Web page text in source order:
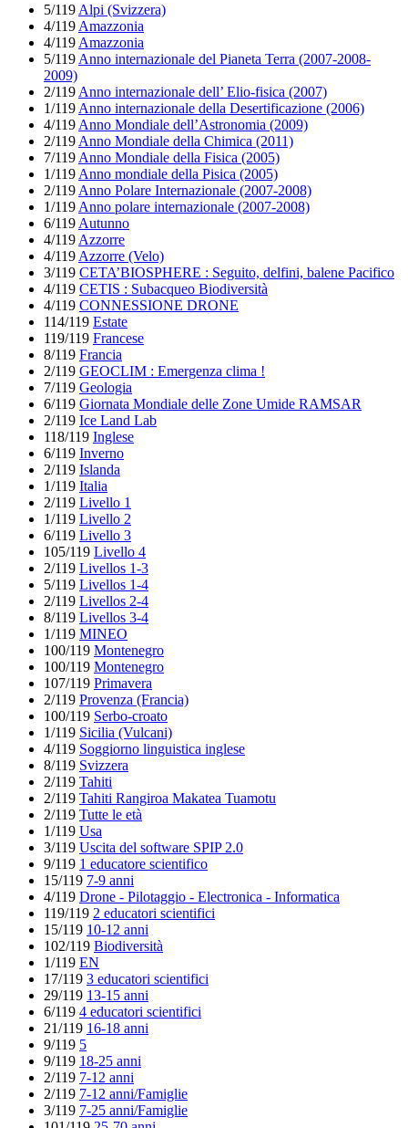
5/119 Alpi (Svizzera)
4/119 Amazzonia
4/119 Amazzonia
5/119 Anno internazionale del Pianeta Terra (2007-2008-
2009)
2/119 Anno internazionale dell’ Elio-fisica (2007)
1/119 Anno internazionale della Desertificazione (2006)
4/119 Anno Mondiale dell’Astronomia (2009)
2/119 Anno Mondiale della Chimica (2011)
7/119 Anno Mondiale della Fisica (2005)
1/119 Anno mondiale della Pisica (2005)
2/119 Anno Polare Internazionale (2007-2008)
1/119 Anno polare internazionale (2007-2008)
6/119 Autunno
4/119 Azzorre
4/119 Azzorre (Velo)
3/119 CETA’BIOSPHERE : Seguito, delfini, balene Pacifico
4/119 CETIS : Subacqueo Biodiversità
4/119 CONNESSIONE DRONE
114/119 Estate
119/119 Francese
8/119 Francia
2/119 GEOCLIM : Emergenza clima !
7/119 Geologia
6/119 Giornata Mondiale delle Zone Umide RAMSAR
2/119 Ice Land Lab
118/119 Inglese
6/119 Inverno
2/119 Islanda
1/119 Italia
2/119 Livello 1
1/119 Livello 2
6/119 Livello 3
105/119 Livello 4
2/119 Livellos 1-3
5/119 Livellos 1-4
2/119 Livellos 2-4
8/119 Livellos 3-4
1/119 MINEO
100/119 Montenegro
100/119 Montenegro
107/119 Primavera
2/119 Provenza (Francia)
100/119 Serbo-croato
1/119 Sicilia (Vulcani)
4/119 Soggiorno linguistica inglese
8/119 Svizzera
2/119 Tahiti
2/119 Tahiti Rangiroa Makatea Tuamotu
2/119 Tutte le età
1/119 Usa
3/119 Uscita del software SPIP 2.0
9/119 1 educatore scientifico
15/119 7-9 anni
4/119 Drone - Pilotaggio - Electronica - Informatica
119/119 2 educatori scientifici
15/119 10-12 anni
102/119 Biodiversità
1/119 EN
17/119 3 educatori scientifici
29/119 13-15 anni
6/119 4 educatori scientifici
21/119 16-18 anni
9/119 5
9/119 18-25 anni
2/119 7-12 anni
2/119 7-12 anni/Famiglie
3/119 7-25 anni/Famiglie